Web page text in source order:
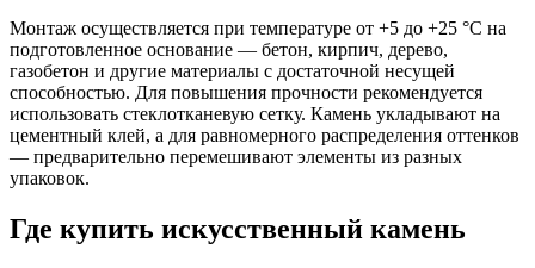
Монтаж осуществляется при температуре от +5 до +25 °C на
подготовленное основание — бетон, кирпич, дерево,
газобетон и другие материалы с достаточной несущей
способностью. Для повышения прочности рекомендуется
использовать стеклотканевую сетку. Камень укладывают на
цементный клей, а для равномерного распределения оттенков
— предварительно перемешивают элементы из разных
упаковок.
Где купить искусственный камень